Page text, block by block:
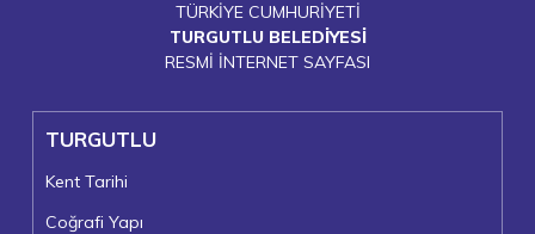
TÜRKİYE CUMHURİYETİ
TURGUTLU BELEDİYESİ
RESMİ İNTERNET SAYFASI
TURGUTLU
Kent Tarihi
Coğrafi Yapı